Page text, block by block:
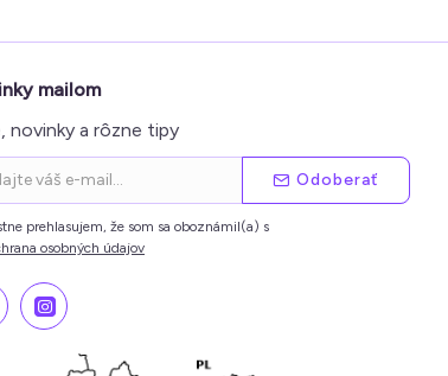
mailom
novinky a rôzne tipy
Odoberať
prehlasujem, že som sa oboznámil(a) s
osobných údajov